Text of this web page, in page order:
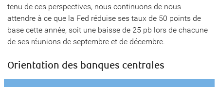
tenu de ces perspectives, nous continuons de nous
attendre à ce que la Fed réduise ses taux de 50 points de
base cette année, soit une baisse de 25 pb lors de chacune
de ses réunions de septembre et de décembre.
Orientation des banques centrales